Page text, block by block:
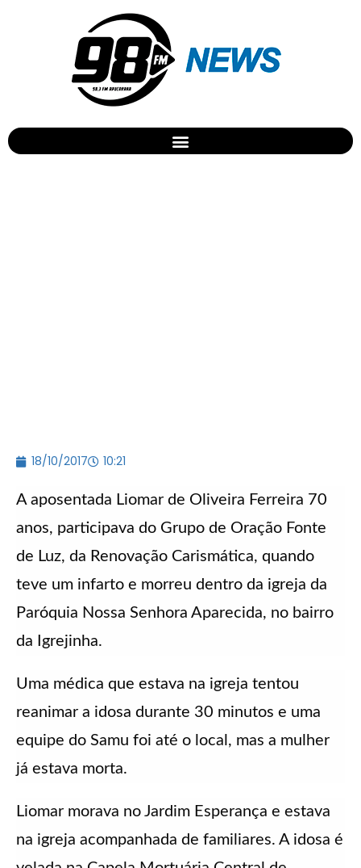
18/10/2017 10:21
A aposentada Liomar de Oliveira Ferreira 70
anos, participava do Grupo de Oração Fonte
de Luz, da Renovação Carismática, quando
teve um infarto e morreu dentro da igreja da
Paróquia Nossa Senhora Aparecida, no bairro
da Igrejinha.
Uma médica que estava na igreja tentou
reanimar a idosa durante 30 minutos e uma
equipe do Samu foi até o local, mas a mulher
já estava morta.
Liomar morava no Jardim Esperança e estava
na igreja acompanhada de familiares. A idosa é